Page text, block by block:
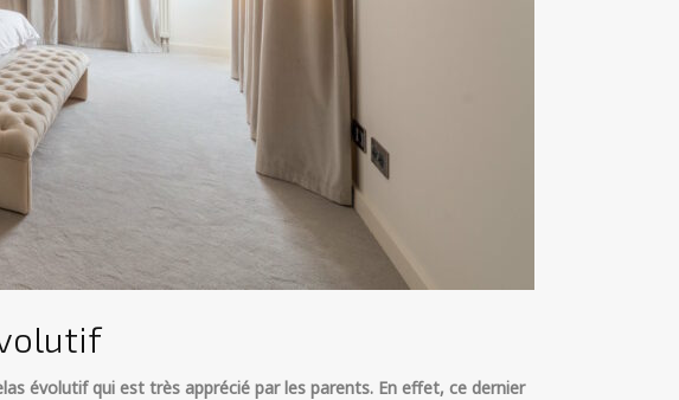
évolutif qui est très apprécié par les parents. En effet, ce dernier